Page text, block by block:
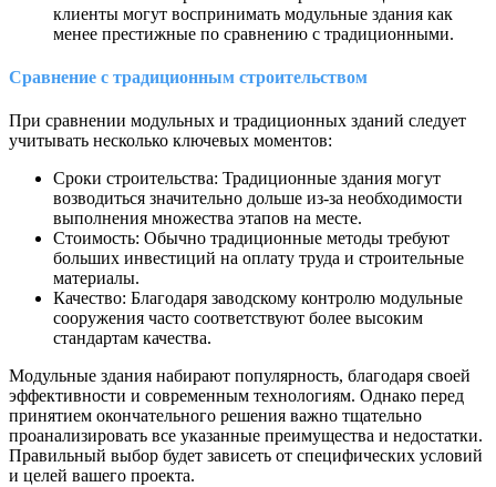
клиенты могут воспринимать модульные здания как
менее престижные по сравнению с традиционными.
Сравнение с традиционным строительством
При сравнении модульных и традиционных зданий следует
учитывать несколько ключевых моментов:
Сроки строительства: Традиционные здания могут
возводиться значительно дольше из-за необходимости
выполнения множества этапов на месте.
Стоимость: Обычно традиционные методы требуют
больших инвестиций на оплату труда и строительные
материалы.
Качество: Благодаря заводскому контролю модульные
сооружения часто соответствуют более высоким
стандартам качества.
Модульные здания набирают популярность, благодаря своей
эффективности и современным технологиям. Однако перед
принятием окончательного решения важно тщательно
проанализировать все указанные преимущества и недостатки.
Правильный выбор будет зависеть от специфических условий
и целей вашего проекта.